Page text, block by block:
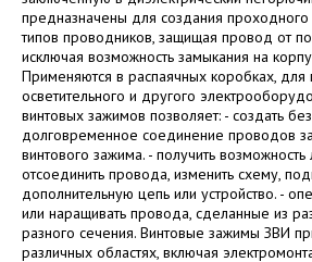
предназначены для создания
типов проводников, защищая провод от
исключая возможность замыкания на
Применяются в распаячных коробках, для
осветительного и другого
винтовых зажимов позволяет: - создать
долговременное соединение проводов
винтового зажима. - получить возможность
отсоединить провода, изменить схему,
дополнительную цепь или устройство. -
или наращивать провода, сделанные из
разного сечения. Винтовые зажимы ЗВИ
различных областях, включая